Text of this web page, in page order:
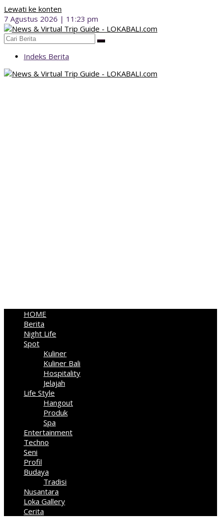
Lewati ke konten
7 Agustus 2026 | 11:23 pm
Indeks Berita
HOME
Berita
Night Life
Spot
Kuliner
Kuliner Bali
Hospitality
Jelajah
Life Style
Hangout
Produk
Spa
Entertainment
Techno
Seni
Profil
Budaya
Tradisi
Nusantara
Loka Gallery
Cerita